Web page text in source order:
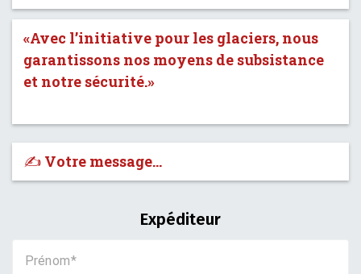
«Avec l’initiative pour les glaciers, nous
garantissons nos moyens de subsistance
et notre sécurité.»
✍️ Votre message…
Expéditeur
Prénom